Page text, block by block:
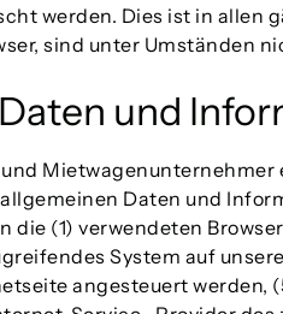
werden. Dies ist in
sind unter Umständen
und
Daten und
(1) verwendeten
System auf
angesteuert